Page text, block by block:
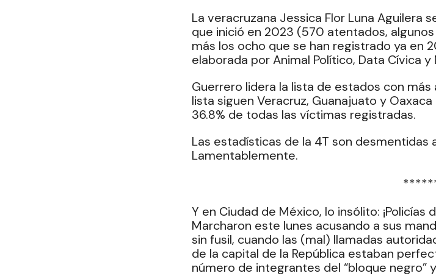
La veracruzana Jessica Flor Luna Aguilera
que inició en 2023 (570 atentados,
más los ocho que se han registrado ya en
elaborada por Animal Político, Data Cívica y
Guerrero lidera la lista de estados con más
lista siguen Veracruz, Guanajuato y
36.8% de todas las víctimas registradas.
Las estadísticas de la 4T son desmentidas
Lamentablemente.
Y en Ciudad de México, lo insólito:
Marcharon este lunes acusando a sus
sin fusil, cuando las (mal) llamadas
de la capital de la República estaban
número de integrantes del “bloque negro”